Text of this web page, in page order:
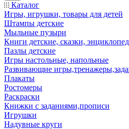
Каталог
Игры, игрушки, товары для детей
Штампы детские
Мыльные пузыри
Книги детские, сказки,
Пазлы детские
Игры настольные, напольные
Развивающие
Плакаты
Ростомеры
Раскраски
Книжки с заданиями,прописи
Игрушки
Надувные круги